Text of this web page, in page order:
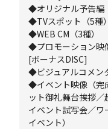
◆オリジナル予告編
◆TVスポット（5種）
◆WEB CM（3種）
◆プロモーション映
[ボーナスDISC]
◆ビジュアルコメン
◆イベント映像（完
ット御礼舞台挨拶
イベント試写会／ワ
イベント）